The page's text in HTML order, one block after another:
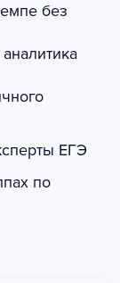
без
ЕГЭ
по